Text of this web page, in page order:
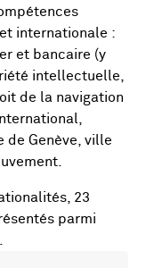
internationale :
et bancaire (y
intellectuelle,
de la navigation
de Genève, ville
23
parmi